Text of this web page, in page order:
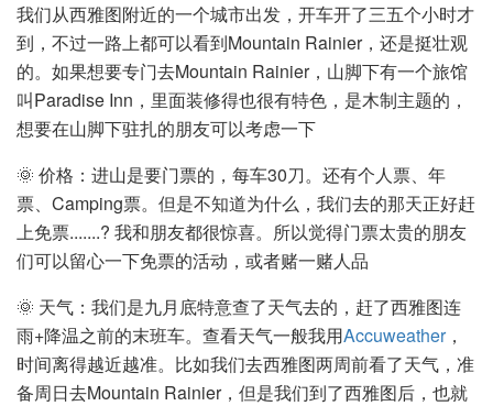
我们从西雅图附近的一个城市出发，开车开了三五个小时才
到，不过一路上都可以看到Mountain Rainier，还是挺壮观
的。如果想要专门去Mountain Rainier，山脚下有一个旅馆
叫Paradise Inn，里面装修得也很有特色，是木制主题的，
想要在山脚下驻扎的朋友可以考虑一下
🌞 价格：进山是要门票的，每车30刀。还有个人票、年
票、Camping票。但是不知道为什么，我们去的那天正好赶
上免票.......? 我和朋友都很惊喜。所以觉得门票太贵的朋友
们可以留心一下免票的活动，或者赌一赌人品
🌞 天气：我们是九月底特意查了天气去的，赶了西雅图连
雨+降温之前的末班车。查看天气一般我用Accuweather，
时间离得越近越准。比如我们去西雅图两周前看了天气，准
备周日去Mountain Rainier，但是我们到了西雅图后，也就